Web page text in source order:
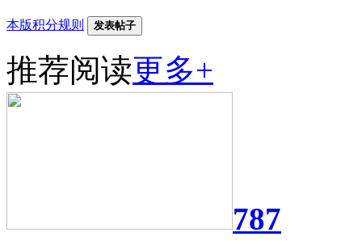
本版积分规则 发表帖子
推荐阅读更多+
787